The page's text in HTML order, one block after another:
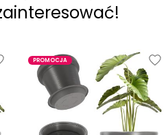
PROMOCJA